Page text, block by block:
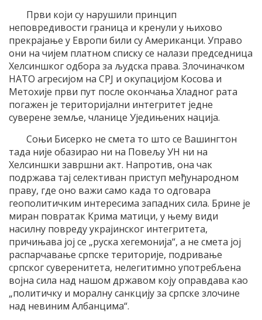
Први који су нарушили принцип
неповредивости граница и кренули у њихово
прекрајање у Европи били су Американци. Управо
они на чијем платном списку се налази председница
Хелсиншког одбора за људска права. Злочиначком
НАТО агресијом на СРЈ и окупацијом Косова и
Метохије први пут после окончања Хладног рата
погажен је територијални интегритет једне
суверене земље, чланице Уједињених нација.
Соњи Бисерко не смета то што се Вашингтон
тада није обазирао ни на Повељу УН ни на
Хелсиншки завршни акт. Напротив, она чак
подржава тај селективан приступ међународном
праву, где оно важи само када то одговара
геополитичким интересима западних сила. Брине је
миран повратак Крима матици, у њему види
насилну повреду украјинског интегритета,
причињава јој се „руска хегемонија“, а не смета јој
распарчавање српске територије, подривање
српског суверенитета, нелегитимно употребљена
војна сила над нашом државом коју оправдава као
„политичку и моралну санкцију за српске злочине
над невиним Албанцима“.